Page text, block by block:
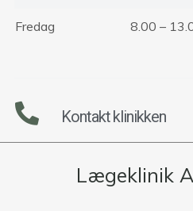
Fredag 8.00 –
Kontakt klinikken
Lægeklinik